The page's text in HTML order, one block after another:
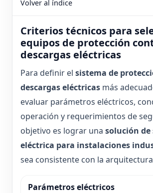
Volver al índice
Criterios técnicos para
equipos de protección
descargas eléctricas
Para definir el sistema de
descargas eléctricas más
evaluar parámetros eléctricos,
operación y requerimientos de
objetivo es lograr una solución de
eléctrica para instalaciones
sea consistente con la
Parámetros eléctricos